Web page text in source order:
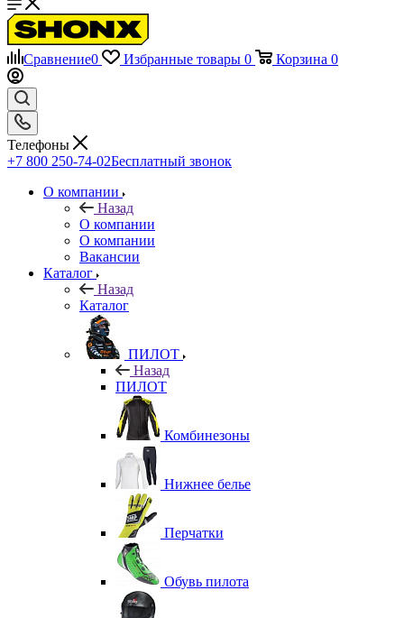
Сравнение0 Избранные товары 0 Корзина 0
Телефоны
+7 800 250-74-02Бесплатный звонок
О компании
Назад
О компании
О компании
Вакансии
Каталог
Назад
Каталог
ПИЛОТ
Назад
ПИЛОТ
Комбинезоны
Нижнее белье
Перчатки
Обувь пилота